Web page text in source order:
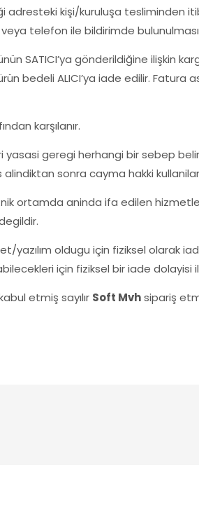
adresteki kişi/kuruluşa tesliminden
telefon ile bildirimde
SATICI’ya gönderildiğine ilişkin
bedeli ALICI’ya iade edilir. Fatura
karşılanır.
yasasi geregi herhangi bir sebep
sonra cayma hakki
ortamda aninda ifa edilen
oldugu için fiziksel olarak
için fiziksel bir iade
etmiş sayılır Soft Mvhsipariş